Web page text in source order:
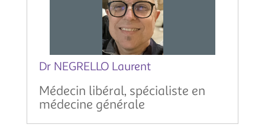
Dr NEGRELLO Laurent
Médecin libéral, spécialiste en
médecine générale